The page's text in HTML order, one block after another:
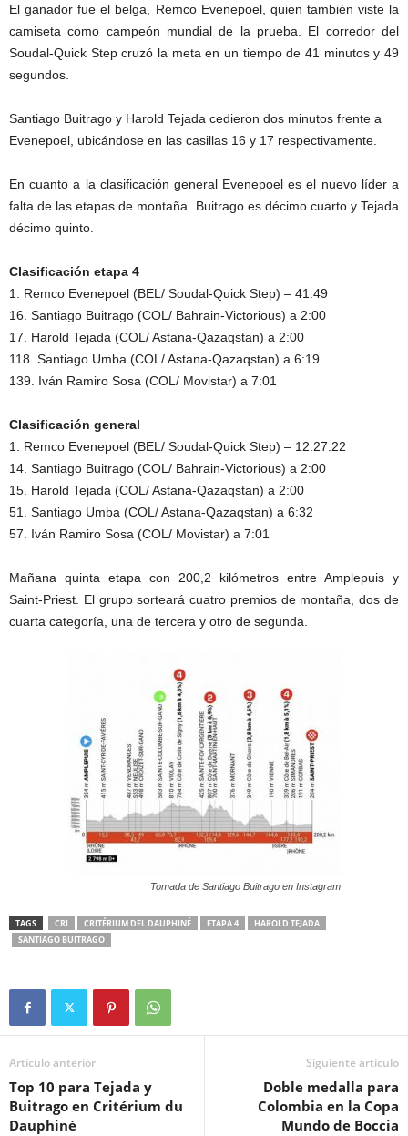
El ganador fue el belga, Remco Evenepoel, quien también viste la
camiseta como campeón mundial de la prueba. El corredor del
Soudal-Quick Step cruzó la meta en un tiempo de 41 minutos y 49
segundos.
Santiago Buitrago y Harold Tejada cedieron dos minutos frente a
Evenepoel, ubicándose en las casillas 16 y 17 respectivamente.
En cuanto a la clasificación general Evenepoel es el nuevo líder a
falta de las etapas de montaña. Buitrago es décimo cuarto y Tejada
décimo quinto.
Clasificación etapa 4
1. Remco Evenepoel (BEL/ Soudal-Quick Step) – 41:49
16. Santiago Buitrago (COL/ Bahrain-Victorious) a 2:00
17. Harold Tejada (COL/ Astana-Qazaqstan) a 2:00
118. Santiago Umba (COL/ Astana-Qazaqstan) a 6:19
139. Iván Ramiro Sosa (COL/ Movistar) a 7:01
Clasificación general
1. Remco Evenepoel (BEL/ Soudal-Quick Step) – 12:27:22
14. Santiago Buitrago (COL/ Bahrain-Victorious) a 2:00
15. Harold Tejada (COL/ Astana-Qazaqstan) a 2:00
51. Santiago Umba (COL/ Astana-Qazaqstan) a 6:32
57. Iván Ramiro Sosa (COL/ Movistar) a 7:01
Mañana quinta etapa con 200,2 kilómetros entre Amplepuis y
Saint-Priest. El grupo sorteará cuatro premios de montaña, dos de
cuarta categoría, una de tercera y otro de segunda.
Tomada de Santiago Buitrago en Instagram
TAGS CRI CRITÉRIUM DEL DAUPHINÉ ETAPA 4
HAROLD TEJADA
SANTIAGO BUITRAGO
Artículo anterior
Top 10 para Tejada y
Buitrago en Critérium du
Dauphiné
Siguiente artículo
Doble medalla para
Colombia en la Copa
Mundo de Boccia